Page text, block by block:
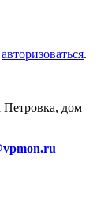
авторизоваться.
Петровка, дом